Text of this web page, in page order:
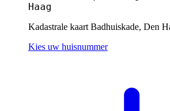
Haag
Kadastrale kaart Badhuiskade, Den
Kies uw huisnummer